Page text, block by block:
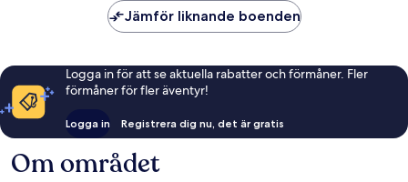
Jämför liknande boenden
Logga in för att se aktuella rabatter och förmåner. Fler
förmåner för fler äventyr!
Logga in Registrera dig nu, det är gratis
Om området